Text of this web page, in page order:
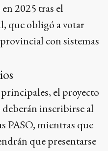
2025 tras el
que obligó a votar
con sistemas
el proyecto
deberán inscribirse al
PASO, mientras que
que presentarse